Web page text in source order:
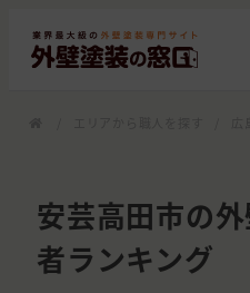
安芸高田市の
者ランキング